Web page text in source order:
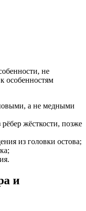
не
особенностям
а не медными
жёсткости, позже
из головки остова;
и